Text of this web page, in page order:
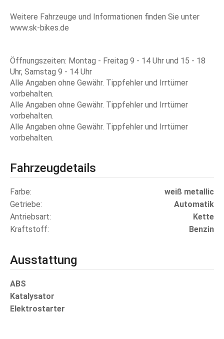
Weitere Fahrzeuge und Informationen finden Sie unter
www.sk-bikes.de
Öffnungszeiten: Montag - Freitag 9 - 14 Uhr und 15 - 18
Uhr, Samstag 9 - 14 Uhr
Alle Angaben ohne Gewähr. Tippfehler und Irrtümer
vorbehalten.
Alle Angaben ohne Gewähr. Tippfehler und Irrtümer
vorbehalten.
Alle Angaben ohne Gewähr. Tippfehler und Irrtümer
vorbehalten.
Fahrzeugdetails
Farbe weiß metallic
Getriebe
Automatik
Antriebsart
Kette
Kraftstoff
Benzin
Ausstattung
ABS
Katalysator
Elektrostarter